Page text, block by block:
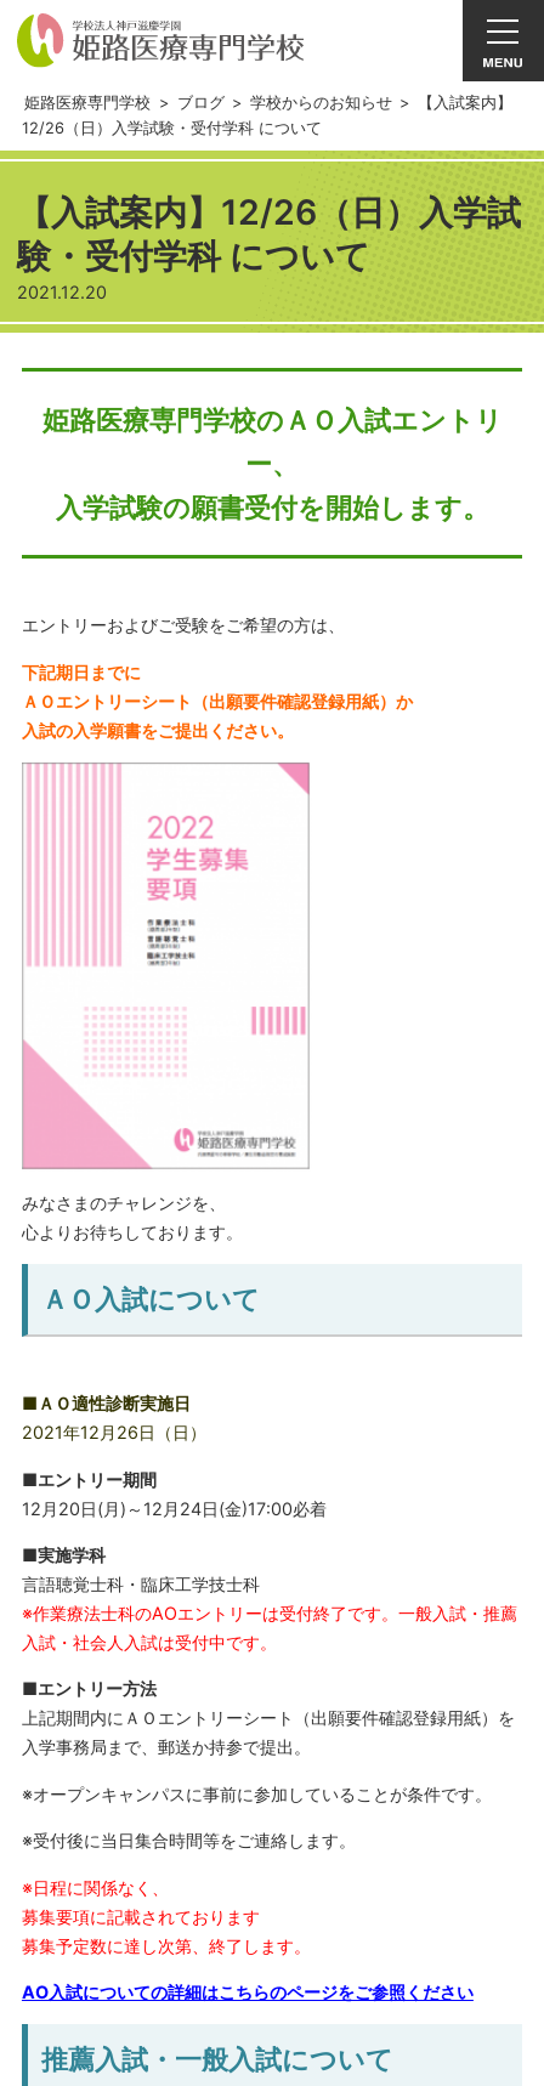
姫路医療専門学校 > ブログ > 学校からのお知らせ >
【入試案内】
12/26（日）入学試験・受付学科 について
【入試案内】12/26（日）入学試
験・受付学科 について
2021.12.20
姫路医療専門学校のＡＯ入試エントリ
ー、
入学試験の願書受付を開始します。
エントリーおよびご受験をご希望の方は、
下記期日までに
ＡＯエントリーシート（出願要件確認登録用紙）か
入試の入学願書をご提出ください。
みなさまのチャレンジを、
心よりお待ちしております。
ＡＯ入試について
■ＡＯ適性診断実施日
2021年12月26日（日）
■エントリー期間
12月20日(月)～12月24日(金)17:00必着
■実施学科
言語聴覚士科・臨床工学技士科
※作業療法士科のAOエントリーは受付終了です。一般入試・推薦
入試・社会人入試は受付中です。
■エントリー方法
上記期間内にＡＯエントリーシート（出願要件確認登録用紙）を
入学事務局まで、郵送か持参で提出。
※オープンキャンパスに事前に参加していることが条件です。
※受付後に当日集合時間等をご連絡します。
※日程に関係なく、
募集要項に記載されております
募集予定数に達し次第、終了します。
AO入試についての詳細はこちらのページをご参照ください
推薦入試・一般入試について